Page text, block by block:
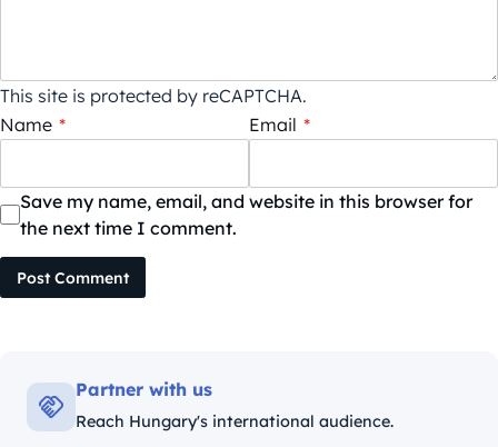
This site is protected by reCAPTCHA.
Name * Email *
Save my name, email, and website in this browser for
the next time I comment.
Post Comment
Partner with us
Reach Hungary's international audience.